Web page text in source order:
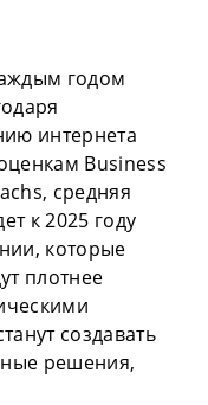
годом
интернета
Business
средняя
к 2025 году
которые
плотнее
создавать
решения,